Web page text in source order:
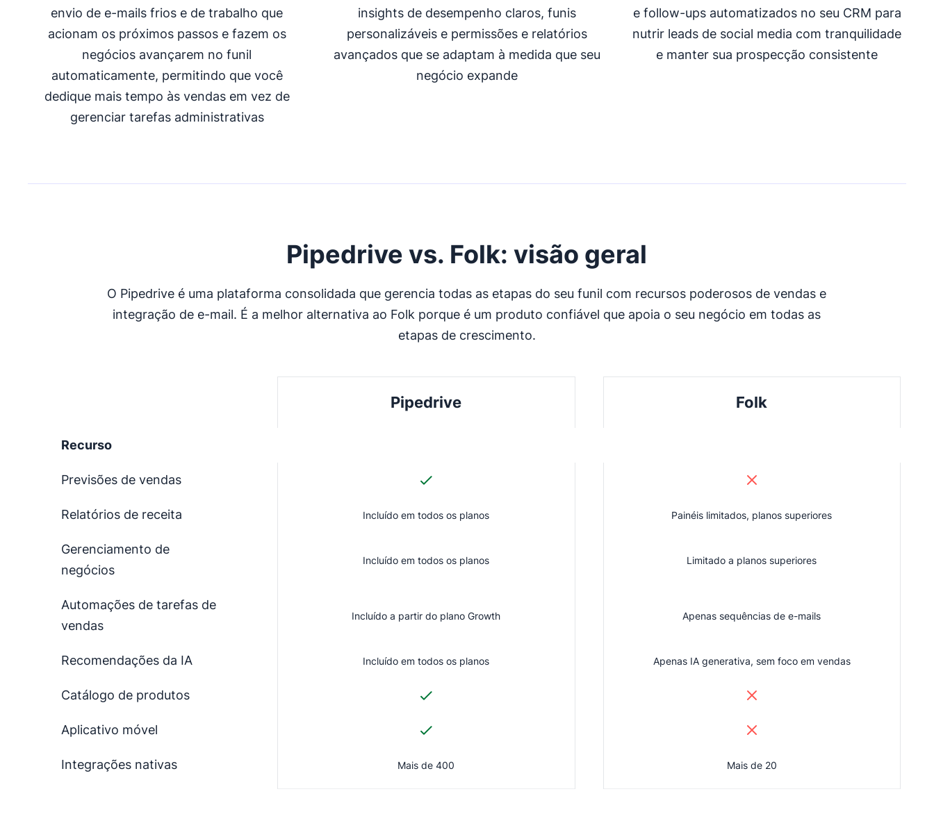
envio de e-mails frios e de trabalho que
acionam os próximos passos e fazem os
negócios avançarem no funil
automaticamente, permitindo que você
dedique mais tempo às vendas em vez de
gerenciar tarefas administrativas
insights de desempenho claros, funis
personalizáveis e permissões e relatórios
avançados que se adaptam à medida que seu
negócio expande
e follow-ups automatizados no seu CRM para
nutrir leads de social media com tranquilidade
e manter sua prospecção consistente
Pipedrive vs. Folk: visão geral
O Pipedrive é uma plataforma consolidada que gerencia todas as etapas do seu funil com recursos poderosos de vendas e
integração de e-mail. É a melhor alternativa ao Folk porque é um produto confiável que apoia o seu negócio em todas as
etapas de crescimento.
Pipedrive Folk
Recurso
Previsões de vendas
Relatórios de receita Incluído em todos os planos Painéis limitados, planos superiores
Gerenciamento de
negócios
Incluído em todos os planos Limitado a planos superiores
Automações de tarefas de
vendas
Incluído a partir do plano Growth Apenas sequências de e-mails
Recomendações da IA Incluído em todos os planos Apenas IA generativa, sem foco em vendas
Catálogo de produtos
Aplicativo móvel
Integrações nativas Mais de 400 Mais de 20